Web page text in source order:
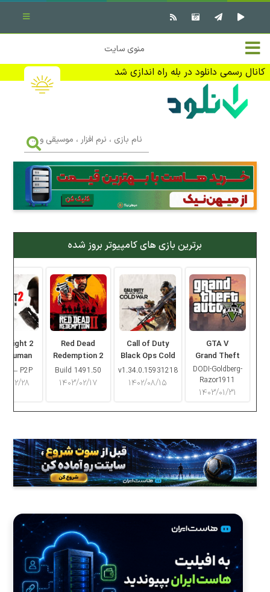
خانه
تماس با ما
تبلیغات
منوی سایت
کانال رسمی دانلود در بله راه اندازی شد
✖ بستن منو
نرم افزار کامپیوتر
بازی کامپیوتر
کتاب
جهت دریافت آخرین اخبار و اطلاعات ما را در کانال رسمی دانلود در
بله دنبال کنید (ورود)
بازی
،
نرم
افزار
،
موسیقی
...
برترین بازی های کامپیوتر بروز شده
GTA V
Grand Theft
Auto V
DODI-Goldberg-
Razor1911
۱۴۰۳/۰۱/۳۱
Call of Duty
Black Ops Cold
War
v1.34.0.15931218
۱۴۰۲/۰۸/۱۵
Red Dead
Redemption 2
Build 1491.50
۱۴۰۳/۰۲/۱۷
Light 2
Human
– P2P
۱۴۰۳/